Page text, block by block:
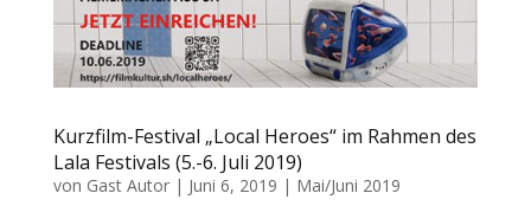
Kurzfilm-Festival „Local Heroes“ im Rahmen des
Lala Festivals (5.-6. Juli 2019)
von Gast Autor| Juni 6, 2019 | Mai/Juni 2019